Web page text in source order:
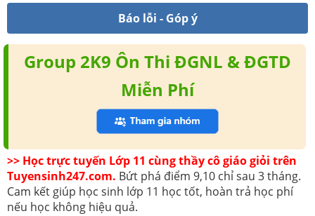
Báo lỗi - Góp ý
Group 2K9 Ôn Thi ĐGNL & ĐGTD
Miễn Phí
>> Học trực tuyến Lớp 11 cùng thầy cô giáo giỏi trên
Tuyensinh247.com. Bứt phá điểm 9,10 chỉ sau 3 tháng.
Cam kết giúp học sinh lớp 11 học tốt, hoàn trả học phí
nếu học không hiệu quả.